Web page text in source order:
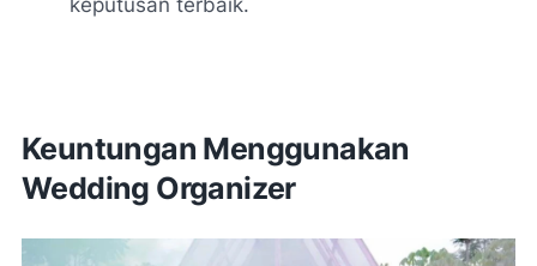
Keuntungan Menggunakan
Wedding Organizer